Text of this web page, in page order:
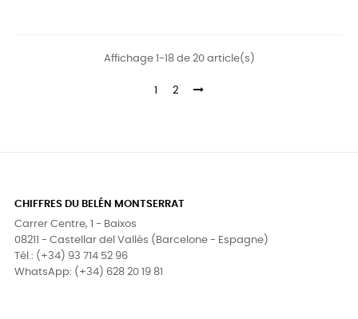
Affichage 1-18 de 20 article(s)
1 2
CHIFFRES DU BELÉN MONTSERRAT
Carrer Centre, 1 - Baixos
08211 - Castellar del Vallès (Barcelone - Espagne)
Tél.: (+34) 93 714 52 96
WhatsApp: (+34) 628 20 19 81